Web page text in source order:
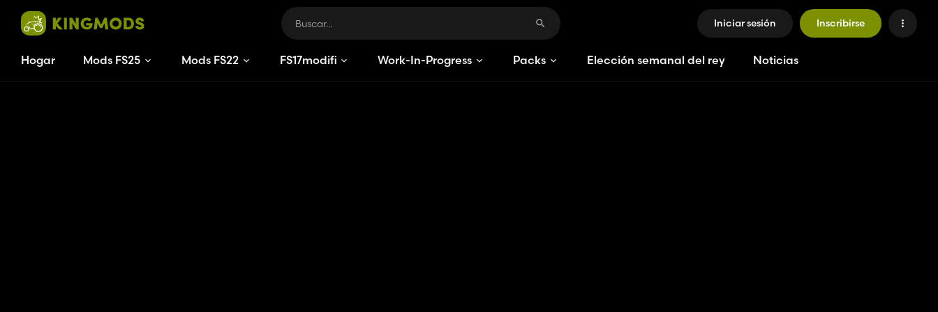
Iniciar sesión Inscribirse
Hogar Mods FS25 Mods FS22 FS17modificacionesWork-In-Progress Packs Elección semanal del rey Noticias